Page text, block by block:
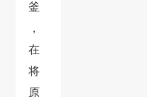
釜
，
在
将
原